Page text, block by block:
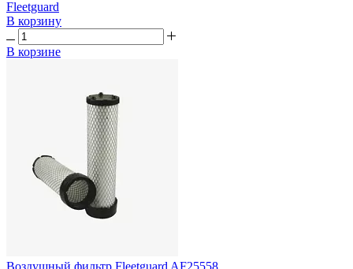
Fleetguard
В корзину
В корзине
Воздушный фильтр Fleetguard AF25558